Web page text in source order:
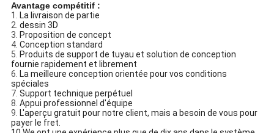
Avantage compétitif :
1. La livraison de partie
2. dessin 3D
3. Proposition de concept
4. Conception standard
5. Produits de support de tuyau et solution de conception
fournie rapidement et librement
6. La meilleure conception orientée pour vos conditions
spéciales
7. Support technique perpétuel
8. Appui professionnel d'équipe
9. L'aperçu gratuit pour notre client, mais a besoin de vous pour
payer le fret.